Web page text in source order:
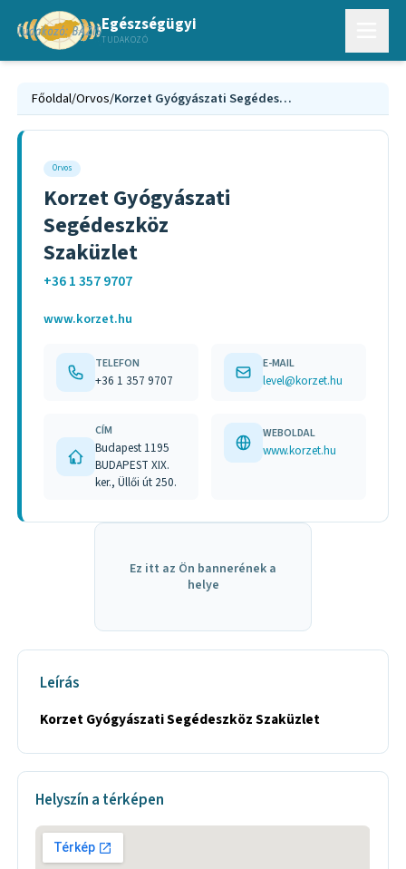
Egészségügyi
TUDAKOZÓ
Főoldal/Orvos/ Korzet Gyógyászati Segédeszköz Szaküzlet
Orvos
Korzet Gyógyászati
Segédeszköz
Szaküzlet
+36 1 357 9707
www.korzet.hu
TELEFON
+36 1 357 9707
E-MAIL
level@korzet.hu
CÍM
Budapest 1195
BUDAPEST XIX.
ker., Üllői út 250.
WEBOLDAL
www.korzet.hu
Ez itt az Ön bannerének a
helye
Leírás
Korzet Gyógyászati Segédeszköz Szaküzlet
Helyszín a térképen